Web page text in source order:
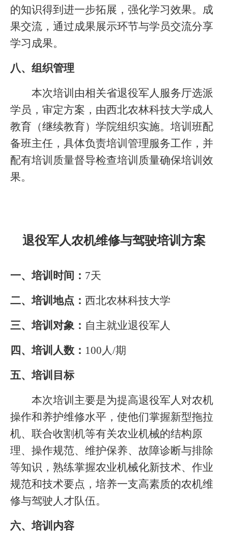
的知识得到进一步拓展，强化学习效果。成
果交流，通过成果展示环节与学员交流分享
学习成果。
八、组织管理
本次培训由相关省退役军人服务厅选派
学员，审定方案，由西北农林科技大学成人
教育（继续教育）学院组织实施。培训班配
备班主任，具体负责培训管理服务工作，并
配有培训质量督导检查培训质量确保培训效
果。
退役军人农机维修与驾驶培训方案
一、培训时间： 7天
二、培训地点： 西北农林科技大学
三、培训对象： 自主就业退役军人
四、培训人数： 100人/期
五、培训目标
本次培训主要是为提高退役军人对农机
操作和养护维修水平，使他们掌握新型拖拉
机、联合收割机等有关农业机械的结构原
理、操作规范、维护保养、故障诊断与排除
等知识，熟练掌握农业机械化新技术、作业
规范和技术要点，培养一支高素质的农机维
修与驾驶人才队伍。
六、培训内容